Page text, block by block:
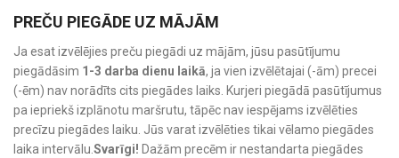
PREČU PIEGĀDE UZ MĀJĀM
Ja esat izvēlējies preču piegādi uz mājām, jūsu pasūtījumu
piegādāsim 1-3 darba dienu laikā, ja vien izvēlētajai (-ām) precei
(-ēm) nav norādīts cits piegādes laiks. Kurjeri piegādā pasūtījumus
pa iepriekš izplānotu maršrutu, tāpēc nav iespējams izvēlēties
precīzu piegādes laiku. Jūs varat izvēlēties tikai vēlamo piegādes
laika intervālu. Svarīgi! Dažām precēm ir nestandarta piegādes